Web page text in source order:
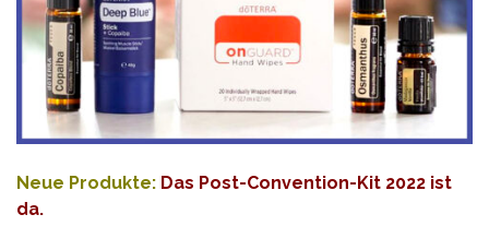
Neue Produkte: Das Post-Convention-Kit 2022 ist
da.